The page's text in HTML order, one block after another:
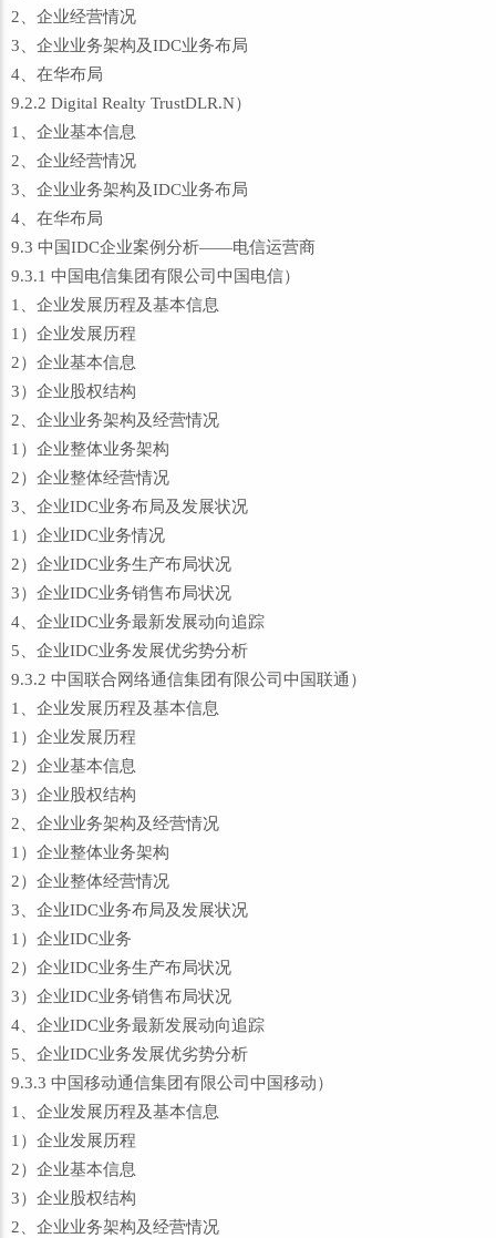
2、企业经营情况
3、企业业务架构及IDC业务布局
4、在华布局
9.2.2 Digital Realty TrustDLR.N）
1、企业基本信息
2、企业经营情况
3、企业业务架构及IDC业务布局
4、在华布局
9.3 中国IDC企业案例分析——电信运营商
9.3.1 中国电信集团有限公司中国电信）
1、企业发展历程及基本信息
1）企业发展历程
2）企业基本信息
3）企业股权结构
2、企业业务架构及经营情况
1）企业整体业务架构
2）企业整体经营情况
3、企业IDC业务布局及发展状况
1）企业IDC业务情况
2）企业IDC业务生产布局状况
3）企业IDC业务销售布局状况
4、企业IDC业务最新发展动向追踪
5、企业IDC业务发展优劣势分析
9.3.2 中国联合网络通信集团有限公司中国联通）
1、企业发展历程及基本信息
1）企业发展历程
2）企业基本信息
3）企业股权结构
2、企业业务架构及经营情况
1）企业整体业务架构
2）企业整体经营情况
3、企业IDC业务布局及发展状况
1）企业IDC业务
2）企业IDC业务生产布局状况
3）企业IDC业务销售布局状况
4、企业IDC业务最新发展动向追踪
5、企业IDC业务发展优劣势分析
9.3.3 中国移动通信集团有限公司中国移动）
1、企业发展历程及基本信息
1）企业发展历程
2）企业基本信息
3）企业股权结构
2、企业业务架构及经营情况